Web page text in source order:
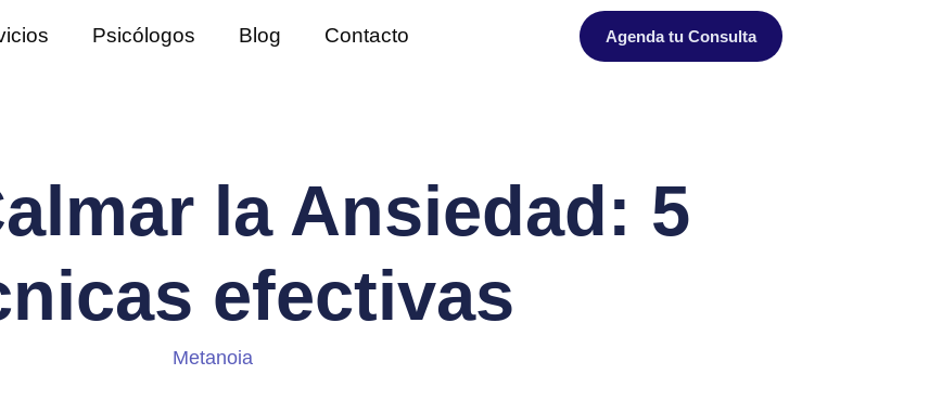
Psicólogos Blog Contacto Agenda tu Consulta
la Ansiedad: 5
efectivas
Metanoia